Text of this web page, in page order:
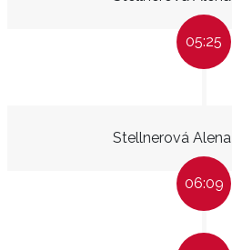
05:25
Stellnerová Alena
06:09